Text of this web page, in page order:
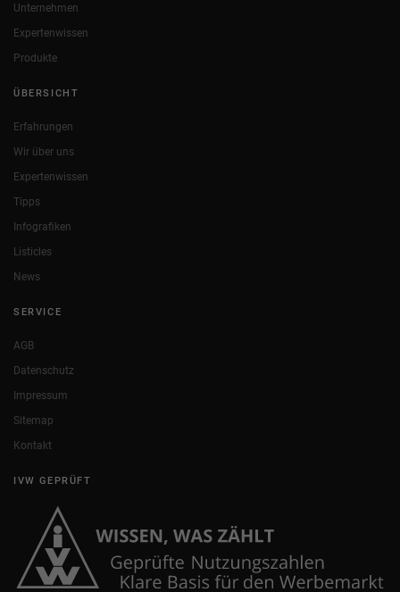
Unternehmen
Expertenwissen
Produkte
ÜBERSICHT
Erfahrungen
Wir über uns
Expertenwissen
Tipps
Infografiken
Listicles
News
SERVICE
AGB
Datenschutz
Impressum
Sitemap
Kontakt
IVW GEPRÜFT